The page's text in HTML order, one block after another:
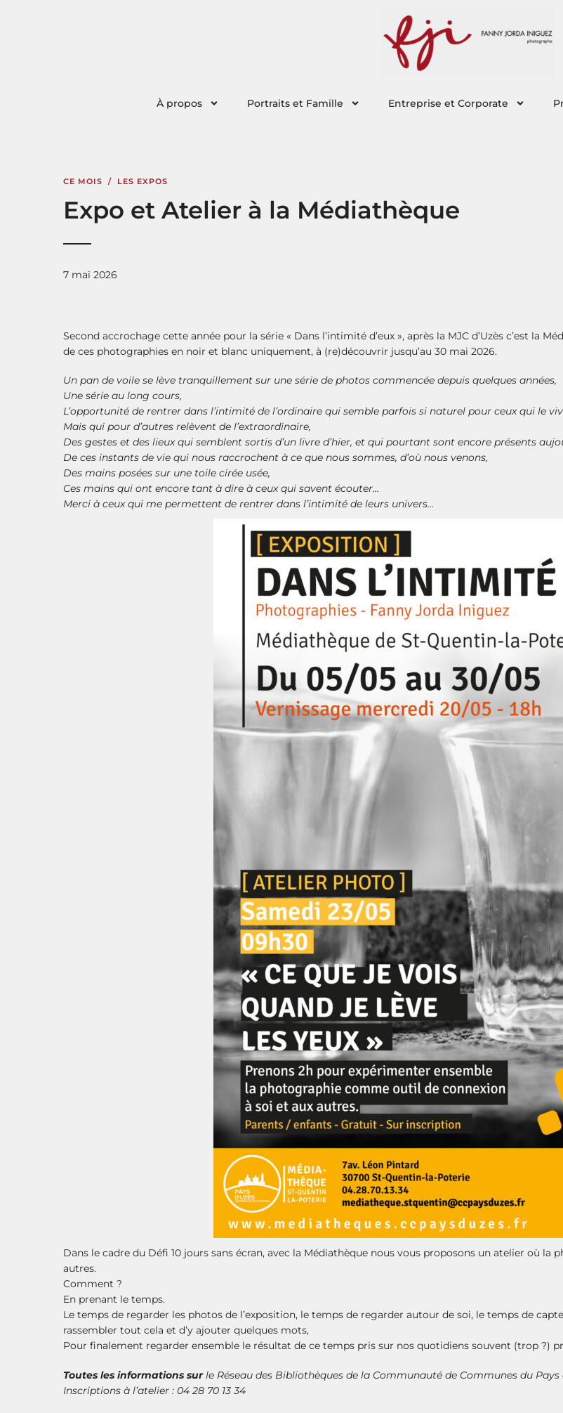
À propos Portraits et Famille Entreprise et Corporate
CE MOIS / LES EXPOS
Expo et Atelier à la Médiathèque
7 mai 2026
Second accrochage cette année pour la série « Dans l’intimité d’eux », après la MJC d’Uzès c’est la
de ces photographies en noir et blanc uniquement, à (re)découvrir jusqu’au 30 mai 2026.
Un pan de voile se lève tranquillement sur une série de photos commencée depuis quelques années,
Une série au long cours,
L’opportunité de rentrer dans l’intimité de l’ordinaire qui semble parfois si naturel pour ceux qui le
Mais qui pour d’autres relèvent de l’extraordinaire,
Des gestes et des lieux qui semblent sortis d’un livre d’hier, et qui pourtant sont encore présents
De ces instants de vie qui nous raccrochent à ce que nous sommes, d’où nous venons,
Des mains posées sur une toile cirée usée,
Ces mains qui ont encore tant à dire à ceux qui savent écouter…
Merci à ceux qui me permettent de rentrer dans l’intimité de leurs univers…
Dans le cadre du Défi 10 jours sans écran, avec la Médiathèque nous vous proposons un atelier où la
autres.
Comment ?
En prenant le temps.
Le temps de regarder les photos de l’exposition, le temps de regarder autour de soi, le temps de
rassembler tout cela et d’y ajouter quelques mots,
Pour finalement regarder ensemble le résultat de ce temps pris sur nos quotidiens souvent (trop ?)
Toutes les informations sur le Réseau des Bibliothèques de la Communauté de Communes du Pays
Inscriptions à l’atelier : 04 28 70 13 34